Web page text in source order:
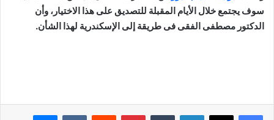
سوف يجتمع خلال الأيام المقبلة للتصديق على هذا الاختيار، وأن
الدكتور مصطفى الفقى فى طريقة إلى الإسكندرية لهذا الشأن.
لينكدإن بينتيريست ماسنجر